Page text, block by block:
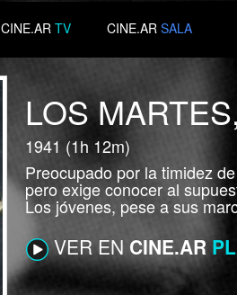
CINE.ARTV CINE.ARSALA
LOS
1941 (1h 12m)
Preocupado por la timidez
pero exige conocer al
Los jóvenes, pese a sus
VER EN CINE.AR